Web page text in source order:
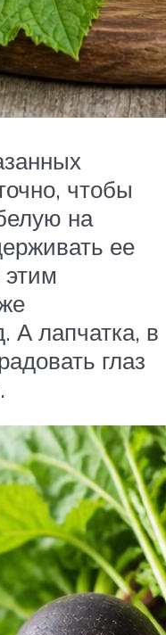
чтобы
на
ее
А лапчатка, в
глаз